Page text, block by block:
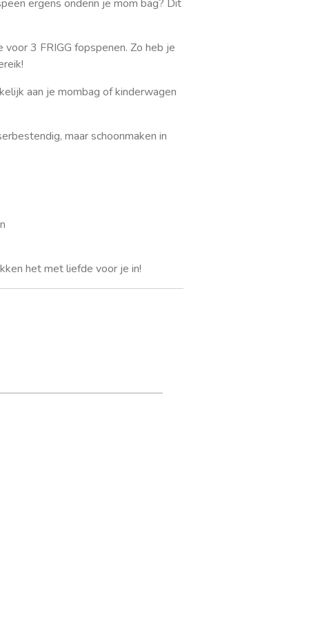
ergens onderin je mom bag? Dit
3 FRIGG fopspenen. Zo heb je
aan je mombag of kinderwagen
maar schoonmaken in
het met liefde voor je in!